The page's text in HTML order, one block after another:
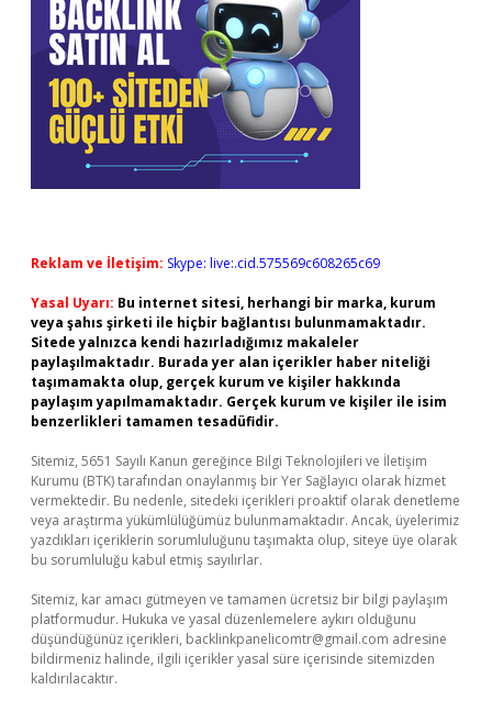
Reklam ve İletişim: Skype: live:.cid.575569c608265c69
Yasal Uyarı: Bu internet sitesi, herhangi bir marka, kurum
veya şahıs şirketi ile hiçbir bağlantısı bulunmamaktadır.
Sitede yalnızca kendi hazırladığımız makaleler
paylaşılmaktadır. Burada yer alan içerikler haber niteliği
taşımamakta olup, gerçek kurum ve kişiler hakkında
paylaşım yapılmamaktadır. Gerçek kurum ve kişiler ile isim
benzerlikleri tamamen tesadüfidir.
Sitemiz, 5651 Sayılı Kanun gereğince Bilgi Teknolojileri ve İletişim
Kurumu (BTK) tarafından onaylanmış bir Yer Sağlayıcı olarak hizmet
vermektedir. Bu nedenle, sitedeki içerikleri proaktif olarak denetleme
veya araştırma yükümlülüğümüz bulunmamaktadır. Ancak, üyelerimiz
yazdıkları içeriklerin sorumluluğunu taşımakta olup, siteye üye olarak
bu sorumluluğu kabul etmiş sayılırlar.
Sitemiz, kar amacı gütmeyen ve tamamen ücretsiz bir bilgi paylaşım
platformudur. Hukuka ve yasal düzenlemelere aykırı olduğunu
düşündüğünüz içerikleri, backlinkpanelicomtr@gmail.com adresine
bildirmeniz halinde, ilgili içerikler yasal süre içerisinde sitemizden
kaldırılacaktır.